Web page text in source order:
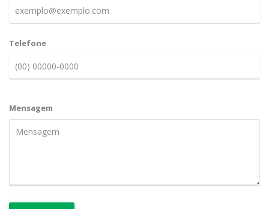
Telefone
Mensagem